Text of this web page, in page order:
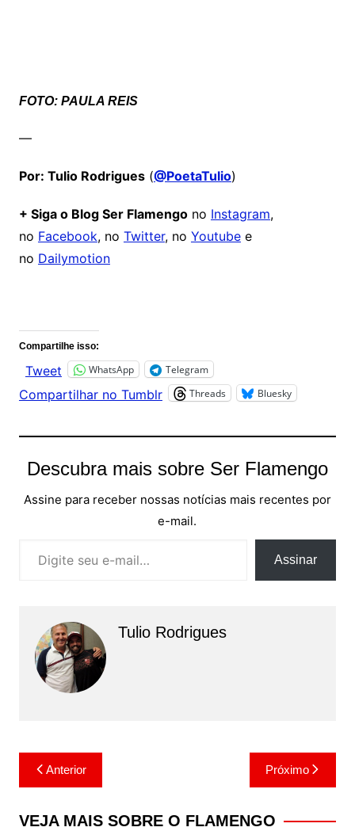
FOTO: PAULA REIS
—
Por: Tulio Rodrigues(@PoetaTulio)
+ Siga o Blog Ser Flamengono Instagram,
no Facebook, no Twitter, no Youtubee
no Dailymotion
Compartilhe isso:
Tweet WhatsApp Telegram
Compartilhar no Tumblr Threads Bluesky
Descubra mais sobre Ser Flamengo
Assine para receber nossas notícias mais recentes por
e-mail.
Assinar
Tulio Rodrigues
Navegação
de
Post
Anterior Próximo
VEJA MAIS SOBRE O FLAMENGO